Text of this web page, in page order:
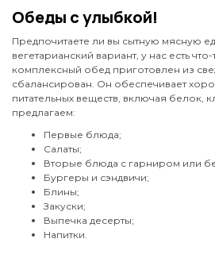
Обеды с улыбкой!
Предпочитаете ли вы сытную мясную
вегетарианский вариант, у нас есть
комплексный обед приготовлен из
сбалансирован. Он обеспечивает
питательных веществ, включая белок,
предлагаем:
Первые блюда;
Салаты;
Вторые блюда с гарниром или
Бургеры и сэндвичи;
Блины;
Закуски;
Выпечка десерты;
Напитки.